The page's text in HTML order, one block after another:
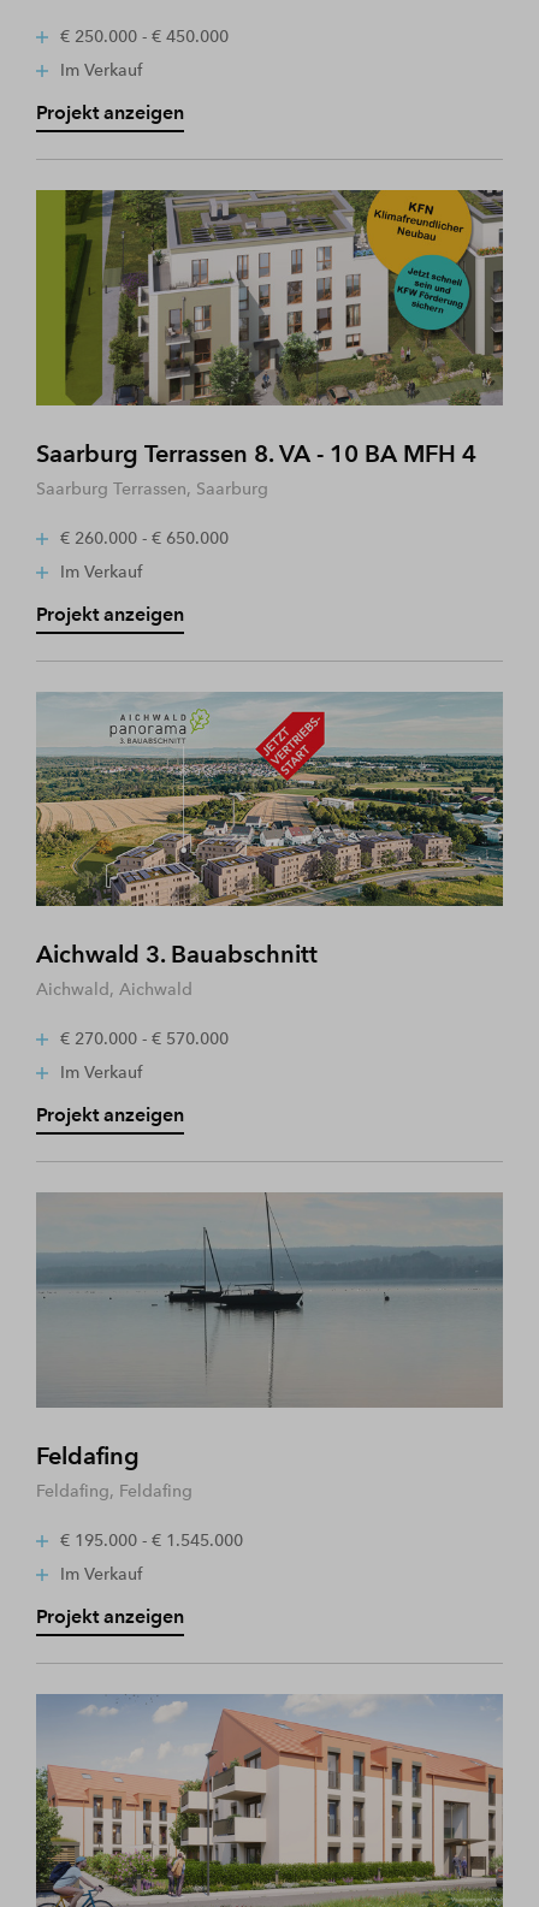
€ 250.000 - € 450.000
Im Verkauf
Projekt anzeigen
Saarburg Terrassen 8. VA - 10 BA MFH 4
Saarburg Terrassen, Saarburg
€ 260.000 - € 650.000
Im Verkauf
Projekt anzeigen
Aichwald 3. Bauabschnitt
Aichwald, Aichwald
€ 270.000 - € 570.000
Im Verkauf
Projekt anzeigen
Feldafing
Feldafing, Feldafing
€ 195.000 - € 1.545.000
Im Verkauf
Projekt anzeigen